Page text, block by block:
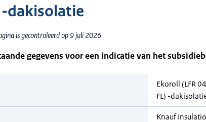
-dakisolatie
is gecontroleerd op 9 juli 2026
gegevens voor een indicatie van het
Ekoroll (LFR
FL) -
Knauf